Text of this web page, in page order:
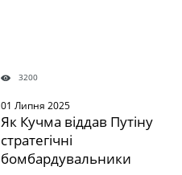
3200
01 Липня 2025
Як Кучма віддав Путіну
стратегічні
бомбардувальники